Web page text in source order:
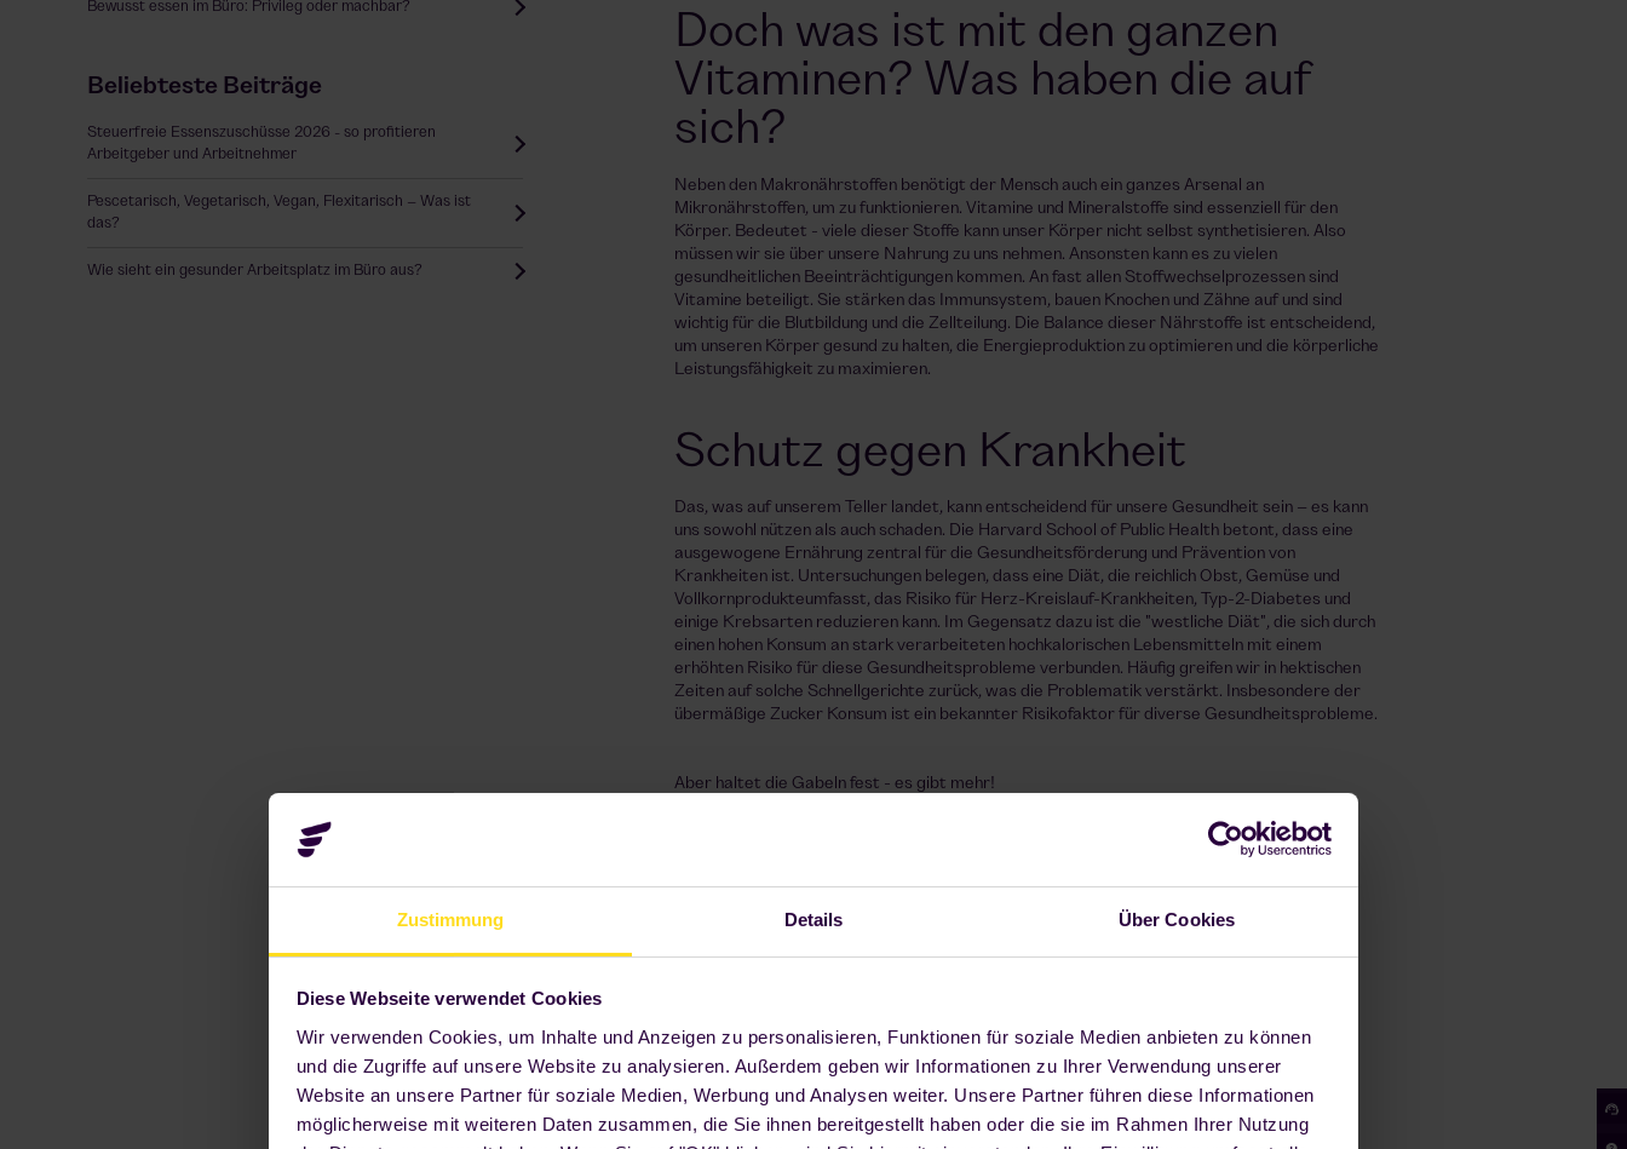
Zustimmung Details Über Cookies
Diese Webseite verwendet Cookies
Wir verwenden Cookies, um Inhalte und Anzeigen zu personalisieren, Funktionen für soziale Medien anbieten zu können
und die Zugriffe auf unsere Website zu analysieren. Außerdem geben wir Informationen zu Ihrer Verwendung unserer
Website an unsere Partner für soziale Medien, Werbung und Analysen weiter. Unsere Partner führen diese Informationen
möglicherweise mit weiteren Daten zusammen, die Sie ihnen bereitgestellt haben oder die sie im Rahmen Ihrer Nutzung
Bewusst essen im Büro: Privileg oder machbar?
Beliebteste Beiträge
Steuerfreie Essenszuschüsse 2026 - so profitieren
Arbeitgeber und Arbeitnehmer
Pescetarisch, Vegetarisch, Vegan, Flexitarisch – Was ist
das?
Wie sieht ein gesunder Arbeitsplatz im Büro aus?
Doch was ist mit den ganzen
Vitaminen? Was haben die auf
sich?
Neben den Makronährstoffen benötigt der Mensch auch ein ganzes Arsenal an
Mikronährstoffen, um zu funktionieren. Vitamine und Mineralstoffe sind essenziell für den
Körper. Bedeutet - viele dieser Stoffe kann unser Körper nicht selbst synthetisieren. Also
müssen wir sie über unsere Nahrung zu uns nehmen. Ansonsten kann es zu vielen
gesundheitlichen Beeinträchtigungen kommen. An fast allen Stoffwechselprozessen sind
Vitamine beteiligt. Sie stärken das Immunsystem, bauen Knochen und Zähne auf und sind
wichtig für die Blutbildung und die Zellteilung. Die Balance dieser Nährstoffe ist entscheidend,
um unseren Körper gesund zu halten, die Energieproduktion zu optimieren und die körperliche
Leistungsfähigkeit zu maximieren.
Schutz gegen Krankheit
Das, was auf unserem Teller landet, kann entscheidend für unsere Gesundheit sein – es kann
uns sowohl nützen als auch schaden. Die Harvard School of Public Health betont, dass eine
ausgewogene Ernährung zentral für die Gesundheitsförderung und Prävention von
Krankheiten ist. Untersuchungen belegen, dass eine Diät, die reichlich Obst, Gemüse und
Vollkornprodukteumfasst, das Risiko für Herz-Kreislauf-Krankheiten, Typ-2-Diabetes und
einige Krebsarten reduzieren kann. Im Gegensatz dazu ist die "westliche Diät", die sich durch
einen hohen Konsum an stark verarbeiteten hochkalorischen Lebensmitteln mit einem
erhöhten Risiko für diese Gesundheitsprobleme verbunden. Häufig greifen wir in hektischen
Zeiten auf solche Schnellgerichte zurück, was die Problematik verstärkt. Insbesondere der
übermäßige Zucker Konsum ist ein bekannter Risikofaktor für diverse Gesundheitsprobleme.
Aber haltet die Gabeln fest - es gibt mehr!